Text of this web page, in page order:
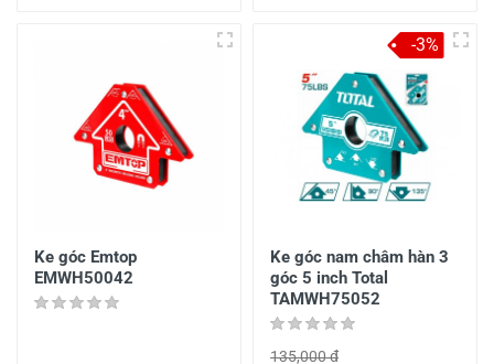
Ke góc Emtop
EMWH50042
Ke góc nam châm hàn 3
góc 5 inch Total
TAMWH75052
135,000 đ
-3%